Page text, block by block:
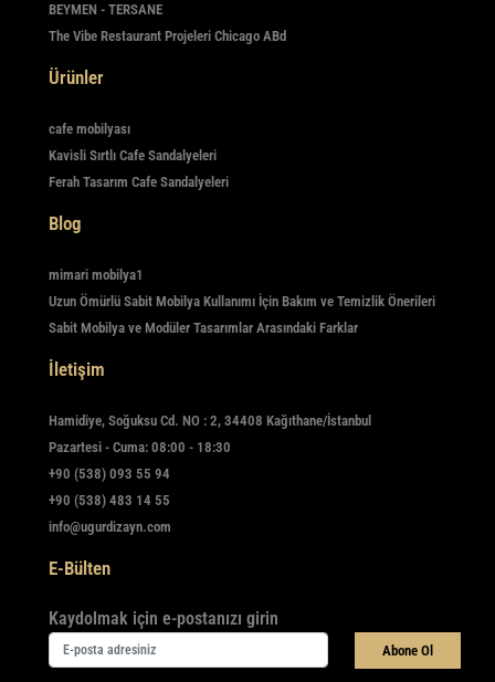
BEYMEN - TERSANE
The Vibe Restaurant Projeleri Chicago ABd
Ürünler
cafe mobilyası
Kavisli Sırtlı Cafe Sandalyeleri
Ferah Tasarım Cafe Sandalyeleri
Blog
mimari mobilya1
Uzun Ömürlü Sabit Mobilya Kullanımı İçin Bakım ve Temizlik Önerileri
Sabit Mobilya ve Modüler Tasarımlar Arasındaki Farklar
İletişim
Hamidiye, Soğuksu Cd. NO : 2, 34408 Kağıthane/İstanbul
Pazartesi - Cuma: 08:00 - 18:30
+90 (538) 093 55 94
+90 (538) 483 14 55
info@ugurdizayn.com
E-Bülten
Kaydolmak için e-postanızı girin
Abone Ol